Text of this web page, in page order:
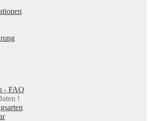
- FAQ
!